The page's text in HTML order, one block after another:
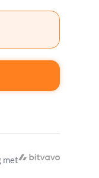
met